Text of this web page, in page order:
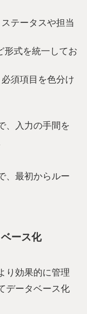
テータスや担当
形式を統一してお
須項目を色分け
、入力の手間を
、最初からルー
ース化
り効果的に管理
データベース化